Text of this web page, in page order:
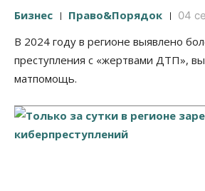
Бизнес Право&Порядок 04
В 2024 году в регионе выявлено
преступления с «жертвами ДТП»,
матпомощь.